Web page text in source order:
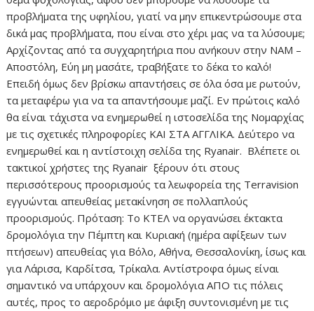
προβλήματα της υφηλίου, γιατί να μην επικεντρώσουμε στα
δικά μας προβλήματα, που είναι στο χέρι μας να τα λύσουμε;
Αρχίζοντας από τα συγχαρητήρια που ανήκουν στην ΝΑΜ –
Αποστόλη, Εύη μη μασάτε, τραβήξατε το δέκα το καλό!
Επειδή όμως δεν βρίσκω απαντήσεις σε όλα όσα με ρωτούν,
τα μεταφέρω για να τα απαντήσουμε μαζί. Εν πρώτοις καλό
θα είναι τάχιστα να ενημερωθεί η ιστοσελίδα της Νομαρχίας
με τις σχετικές πληροφορίες ΚΑΙ ΣΤΑ ΑΓΓΛΙΚΑ. Δεύτερο να
ενημερωθεί και η αντίστοιχη σελίδα της Ryanair. Βλέπετε οι
τακτικοί χρήστες της Ryanair ξέρουν ότι στους
περισσότερους προορισμούς τα λεωφορεία της Terravision
εγγυώνται απευθείας μετακίνηση σε πολλαπλούς
προορισμούς. Πρόταση: Το ΚΤΕΛ να οργανώσει έκτακτα
δρομολόγια την Πέμπτη και Κυριακή (ημέρα αφίξεων των
πτήσεων) απευθείας για Βόλο, Αθήνα, Θεσσαλονίκη, ίσως και
για Λάρισα, Καρδίτσα, Τρίκαλα. Αντίστροφα όμως είναι
σημαντικό να υπάρχουν και δρομολόγια ΑΠΟ τις πόλεις
αυτές, προς το αεροδρόμιο με άφιξη συντονισμένη με τις